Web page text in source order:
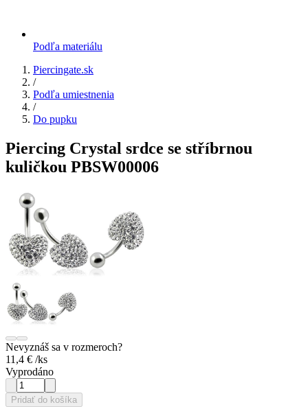
Podľa materiálu
Piercingate.sk
/
Podľa umiestnenia
/
Do pupku
Piercing Crystal srdce se stříbrnou
kuličkou PBSW00006
Nevyznáš sa v rozmeroch?
11,4 € /ks
Vyprodáno
Pridať do košíka